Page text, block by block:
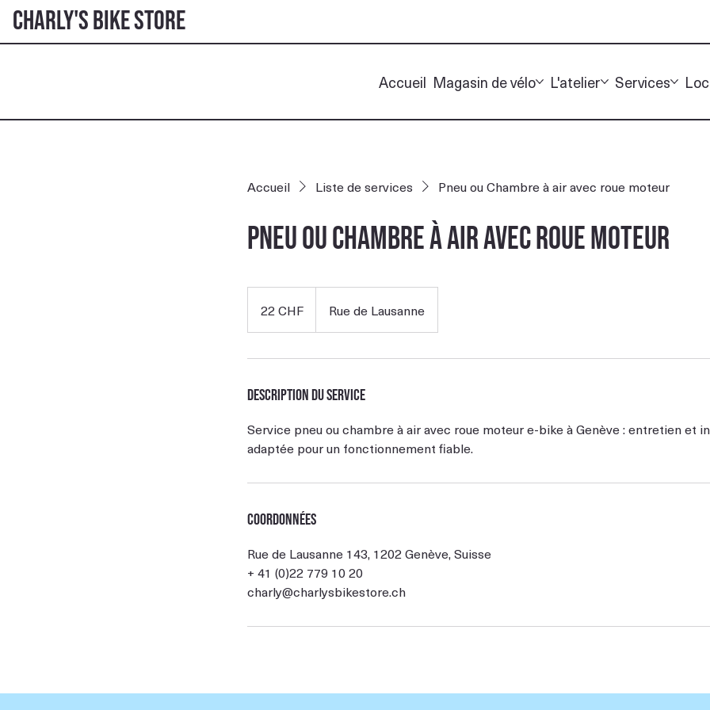
Charly's Bike Store
Accueil Magasin de vélo L'atelier Services
Accueil Liste de services Pneu ou Chambre à air avec roue moteur
Pneu ou Chambre à air avec roue moteur
suisses
22 CHF Rue de Lausanne
Description du service
Service pneu ou chambre à air avec roue moteur e-bike à Genève : entretien et
adaptée pour un fonctionnement fiable.
Coordonnées
Rue de Lausanne 143, 1202 Genève, Suisse
+ 41 (0)22 779 10 20
charly@charlysbikestore.ch